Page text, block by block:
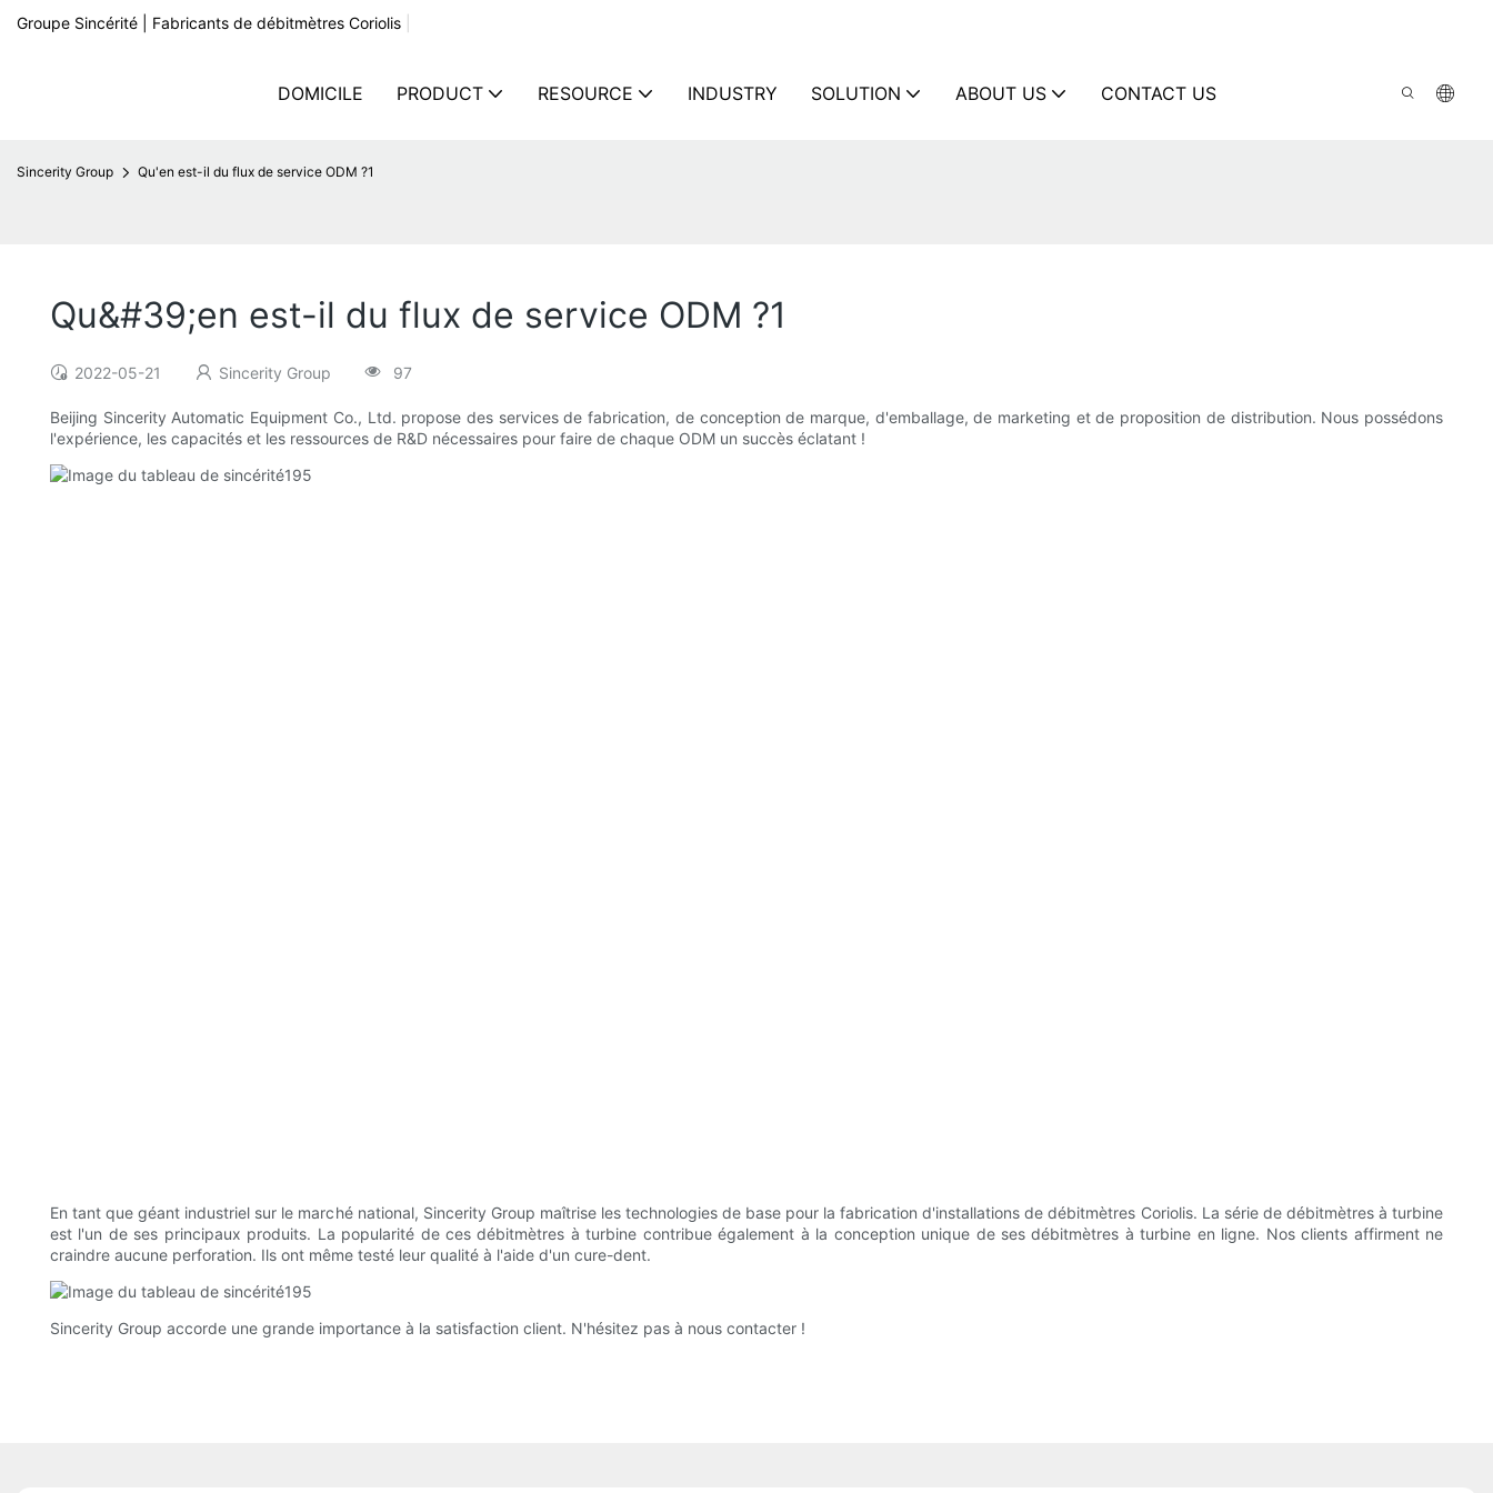
Groupe Sincérité | Fabricants de débitmètres Coriolis
DOMICILE PRODUCT RESOURCE INDUSTRY SOLUTION ABOUT US CONTACT US
Sincerity Group Qu'en est-il du flux de service ODM ?1
Qu&#39;en est-il du flux de service ODM ?1
2022-05-21 Sincerity Group 97
Beijing Sincerity Automatic Equipment Co., Ltd. propose des services de fabrication, de conception de marque, d'emballage, de marketing et de proposition de distribution. Nous possédons
l'expérience, les capacités et les ressources de R&D nécessaires pour faire de chaque ODM un succès éclatant !
En tant que géant industriel sur le marché national, Sincerity Group maîtrise les technologies de base pour la fabrication d'installations de débitmètres Coriolis. La série de débitmètres à turbine
est l'un de ses principaux produits. La popularité de ces débitmètres à turbine contribue également à la conception unique de ses débitmètres à turbine en ligne. Nos clients affirment ne
craindre aucune perforation. Ils ont même testé leur qualité à l'aide d'un cure-dent.
Sincerity Group accorde une grande importance à la satisfaction client. N'hésitez pas à nous contacter !